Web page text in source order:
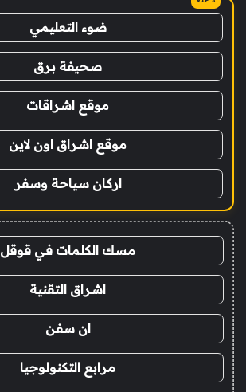
ضوء التعليمي
صحيفة برق
موقع اشراقات
موقع اشراق اون لاين
اركان سياحة وسفر
مسك الكلمات في قوقل
اشراق التقنية
ان سفن
مرابع التكنولوجيا